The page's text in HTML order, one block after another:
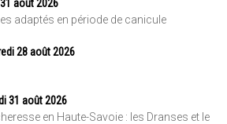
août 2026
adaptés en période de canicule
28 août 2026
31 août 2026
en Haute-Savoie : les Dranses et le